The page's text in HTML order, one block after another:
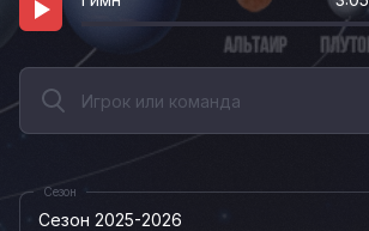
Сезон 2025-2026
Сезон